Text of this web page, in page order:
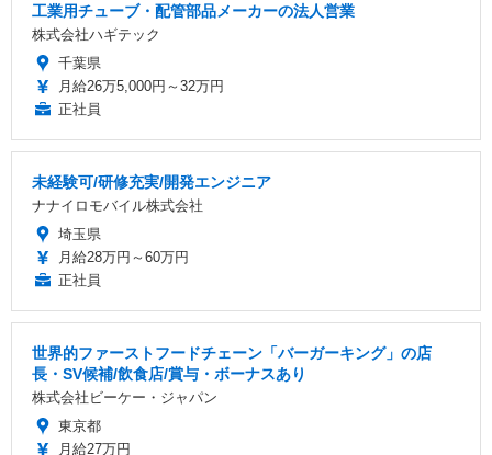
工業用チューブ・配管部品メーカーの法人営業
株式会社ハギテック
千葉県
月給26万5,000円～32万円
正社員
未経験可/研修充実/開発エンジニア
ナナイロモバイル株式会社
埼玉県
月給28万円～60万円
正社員
世界的ファーストフードチェーン「バーガーキング」の店
長・SV候補/飲食店/賞与・ボーナスあり
株式会社ビーケー・ジャパン
東京都
月給27万円